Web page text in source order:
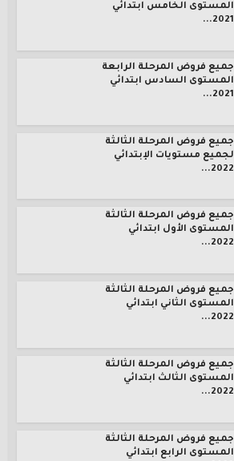
المستوى الخامس ابتدائي
2021...
جميع فروض المرحلة الرابعة
المستوى السادس ابتدائي
2021...
جميع فروض المرحلة الثالثة
لجميع مستويات الإبتدائي
2022...
جميع فروض المرحلة الثالثة
المستوى الأول ابتدائي
2022...
جميع فروض المرحلة الثالثة
المستوى الثاني ابتدائي
2022...
جميع فروض المرحلة الثالثة
المستوى الثالث ابتدائي
2022...
جميع فروض المرحلة الثالثة
المستوى الرابع ابتدائي